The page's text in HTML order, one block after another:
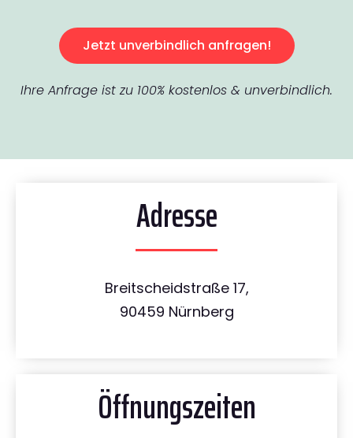
Jetzt unverbindlich anfragen!
Ihre Anfrage ist zu 100% kostenlos & unverbindlich.
Adresse
Breitscheidstraße 17,
90459 Nürnberg
Öffnungszeiten